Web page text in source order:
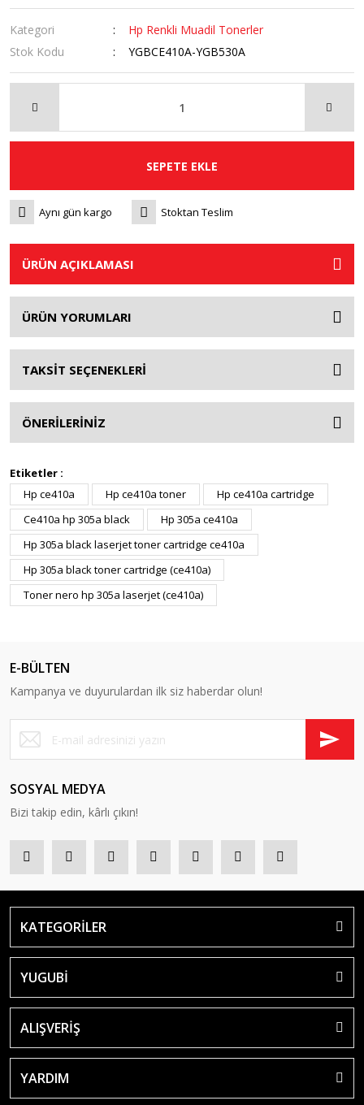
Kategori
Hp Renkli Muadil Tonerler
Stok Kodu
YGBCE410A-YGB530A
SEPETE EKLE
Aynı gün kargo Stoktan Teslim
ÜRÜN AÇIKLAMASI
ÜRÜN YORUMLARI
TAKSİT SEÇENEKLERİ
ÖNERİLERİNİZ
Etiketler :
Hp ce410a
Hp ce410a toner
Hp ce410a cartridge
Ce410a hp 305a black
Hp 305a ce410a
Hp 305a black laserjet toner cartridge ce410a
Hp 305a black toner cartridge (ce410a)
Toner nero hp 305a laserjet (ce410a)
E-BÜLTEN
Kampanya ve duyurulardan ilk siz haberdar olun!
SOSYAL MEDYA
Bizi takip edin, kârlı çıkın!
KATEGORİLER
YUGUBİ
ALIŞVERİŞ
YARDIM